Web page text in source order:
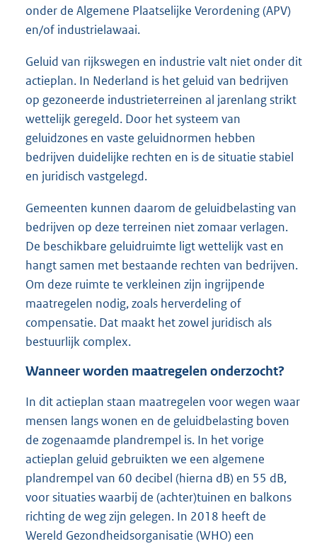
onder de Algemene Plaatselijke Verordening (APV)
en/of industrielawaai.
Geluid van rijkswegen en industrie valt niet onder dit
actieplan. In Nederland is het geluid van bedrijven
op gezoneerde industrieterreinen al jarenlang strikt
wettelijk geregeld. Door het systeem van
geluidzones en vaste geluidnormen hebben
bedrijven duidelijke rechten en is de situatie stabiel
en juridisch vastgelegd.
Gemeenten kunnen daarom de geluidbelasting van
bedrijven op deze terreinen niet zomaar verlagen.
De beschikbare geluidruimte ligt wettelijk vast en
hangt samen met bestaande rechten van bedrijven.
Om deze ruimte te verkleinen zijn ingrijpende
maatregelen nodig, zoals herverdeling of
compensatie. Dat maakt het zowel juridisch als
bestuurlijk complex.
Wanneer worden maatregelen onderzocht?
In dit actieplan staan maatregelen voor wegen waar
mensen langs wonen en de geluidbelasting boven
de zogenaamde plandrempel is. In het vorige
actieplan geluid gebruikten we een algemene
plandrempel van 60 decibel (hierna dB) en 55 dB,
voor situaties waarbij de (achter)tuinen en balkons
richting de weg zijn gelegen. In 2018 heeft de
Wereld Gezondheidsorganisatie (WHO) een